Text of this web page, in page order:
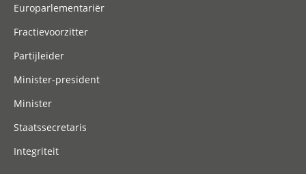
Europarlementariër
Fractievoorzitter
Partijleider
Minister-president
Minister
Staatssecretaris
Integriteit